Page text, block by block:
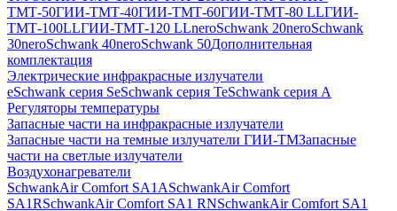
ТМТ-50ГИИ-ТМТ-40ГИИ-ТМТ-60ГИИ-ТМТ-80 LLГИИ-
ТМТ-100LLГИИ-ТМТ-120 LLneroSchwank 20neroSchwank
30neroSchwank 40neroSchwank 50Дополнительная
комплектация
Электрические инфракрасные излучатели
eSchwank серия SeSchwank серия TeSchwank серия A
Регуляторы температуры
Запасные части на инфракрасные излучатели
Запасные части на темные излучатели ГИИ-ТМЗапасные
части на светлые излучатели
Воздухонагреватели
SchwankAir Comfort SA1ASchwankAir Comfort
SA1RSchwankAir Comfort SA1 RNSchwankAir Comfort SA1